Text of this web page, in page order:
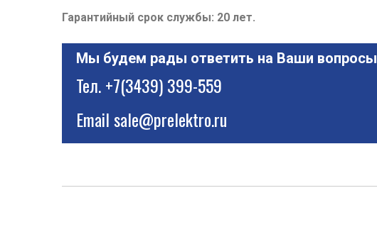
Гарантийный срок службы: 20 лет.
Мы будем рады ответить на Ваши вопросы
Тел.+7(3439) 399-559
Emailsale@prelektro.ru